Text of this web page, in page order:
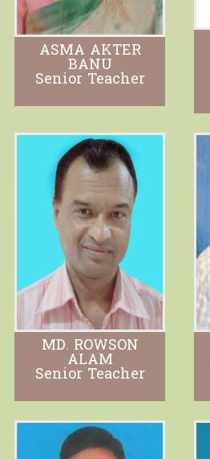
ASMA AKTER
BANU
Senior Teacher
MD. ROWSON
ALAM
Senior Teacher